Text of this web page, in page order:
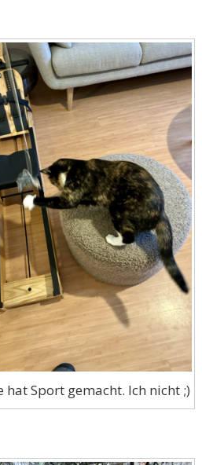
hat Sport gemacht. Ich nicht ;)